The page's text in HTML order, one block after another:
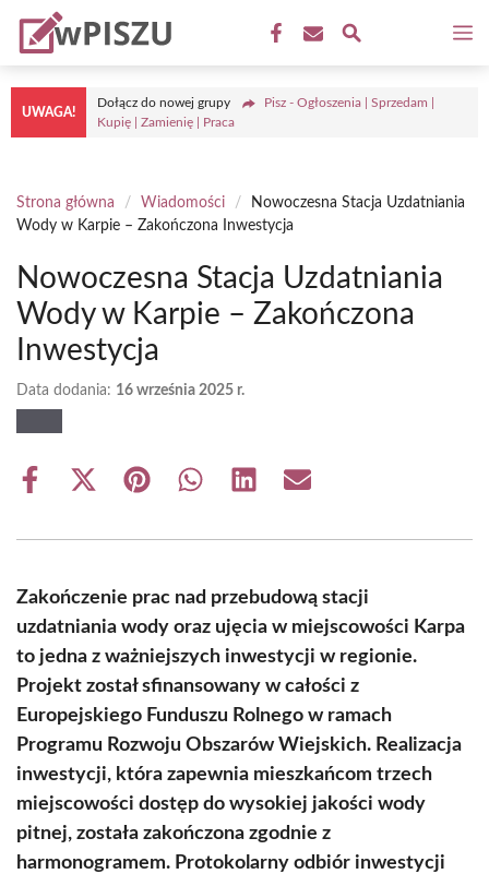
Przejdź
treści
UWAGA!
Dołącz do nowej grupy
Pisz - Ogłoszenia | Sprzedam |
Kupię | Zamienię | Praca
Strona główna / Wiadomości /
Nowoczesna Stacja Uzdatniania
Wody w Karpie – Zakończona Inwestycja
Nowoczesna Stacja Uzdatniania
Wody w Karpie – Zakończona
Inwestycja
Data dodania: 16 września 2025 r.
Share
Share
(Twitter)
Share Share Share Share
Zakończenie prac nad przebudową stacji
uzdatniania wody oraz ujęcia w miejscowości Karpa
to jedna z ważniejszych inwestycji w regionie.
Projekt został sfinansowany w całości z
Europejskiego Funduszu Rolnego w ramach
Programu Rozwoju Obszarów Wiejskich. Realizacja
inwestycji, która zapewnia mieszkańcom trzech
miejscowości dostęp do wysokiej jakości wody
pitnej, została zakończona zgodnie z
harmonogramem. Protokolarny odbiór inwestycji